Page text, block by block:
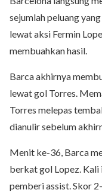
sejumlah peluang
lewat aksi Fermin
membuahkan hasil.
Barca akhirnya
lewat gol Torres.
Torres melepas
dianulir sebelum
Menit ke-36, Barca
berkat gol Lopez.
pemberi assist. Skor